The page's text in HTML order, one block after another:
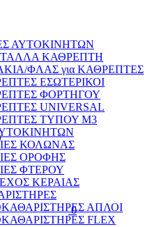
ΑΥΤΟΚΙΝΗΤΩΝ
ΚΑΘΡΕΠΤΗ
ΦΛΑΣ για ΚΑΘΡΕΠΤΕΣ
ΕΣΩΤΕΡΙΚΟΙ
ΦΟΡΤΗΓΟΥ
UNIVERSAL
ΤΥΠΟΥ Μ3
ΚΟΛΩΝΑΣ
ΟΡΟΦΗΣ
ΦΤΕΡΟΥ
ΚΕΡΑΙΑΣ
ΑΠΛΟΙ
FLEX
Καλάθι
0